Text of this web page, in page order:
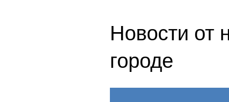
Новости от
городе